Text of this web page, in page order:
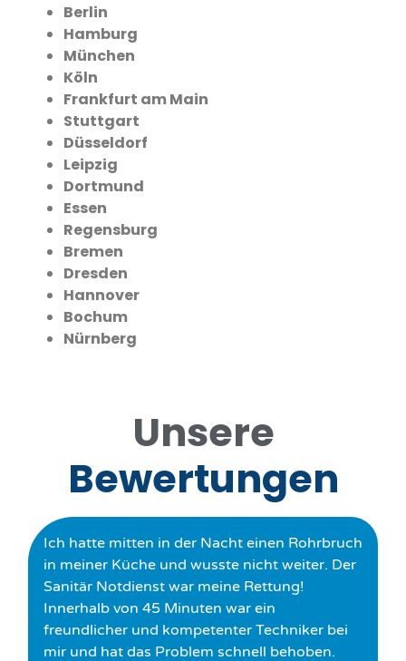
Berlin
Hamburg
München
Köln
Frankfurt am Main
Stuttgart
Düsseldorf
Leipzig
Dortmund
Essen
Regensburg
Bremen
Dresden
Hannover
Bochum
Nürnberg
Unsere
Bewertungen
Ich hatte mitten in der Nacht einen Rohrbruch
in meiner Küche und wusste nicht weiter. Der
Sanitär Notdienst war meine Rettung!
Innerhalb von 45 Minuten war ein
freundlicher und kompetenter Techniker bei
mir und hat das Problem schnell behoben.